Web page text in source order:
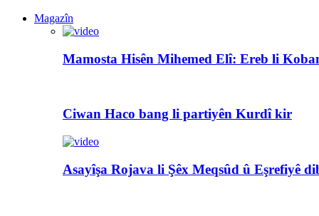
Magazîn
Mamosta Hisên Mihemed Elî: Ereb li
Ciwan Haco bang li partiyên Kurdî kir
Asayîşa Rojava li Şêx Meqsûd û Eşrefiyê